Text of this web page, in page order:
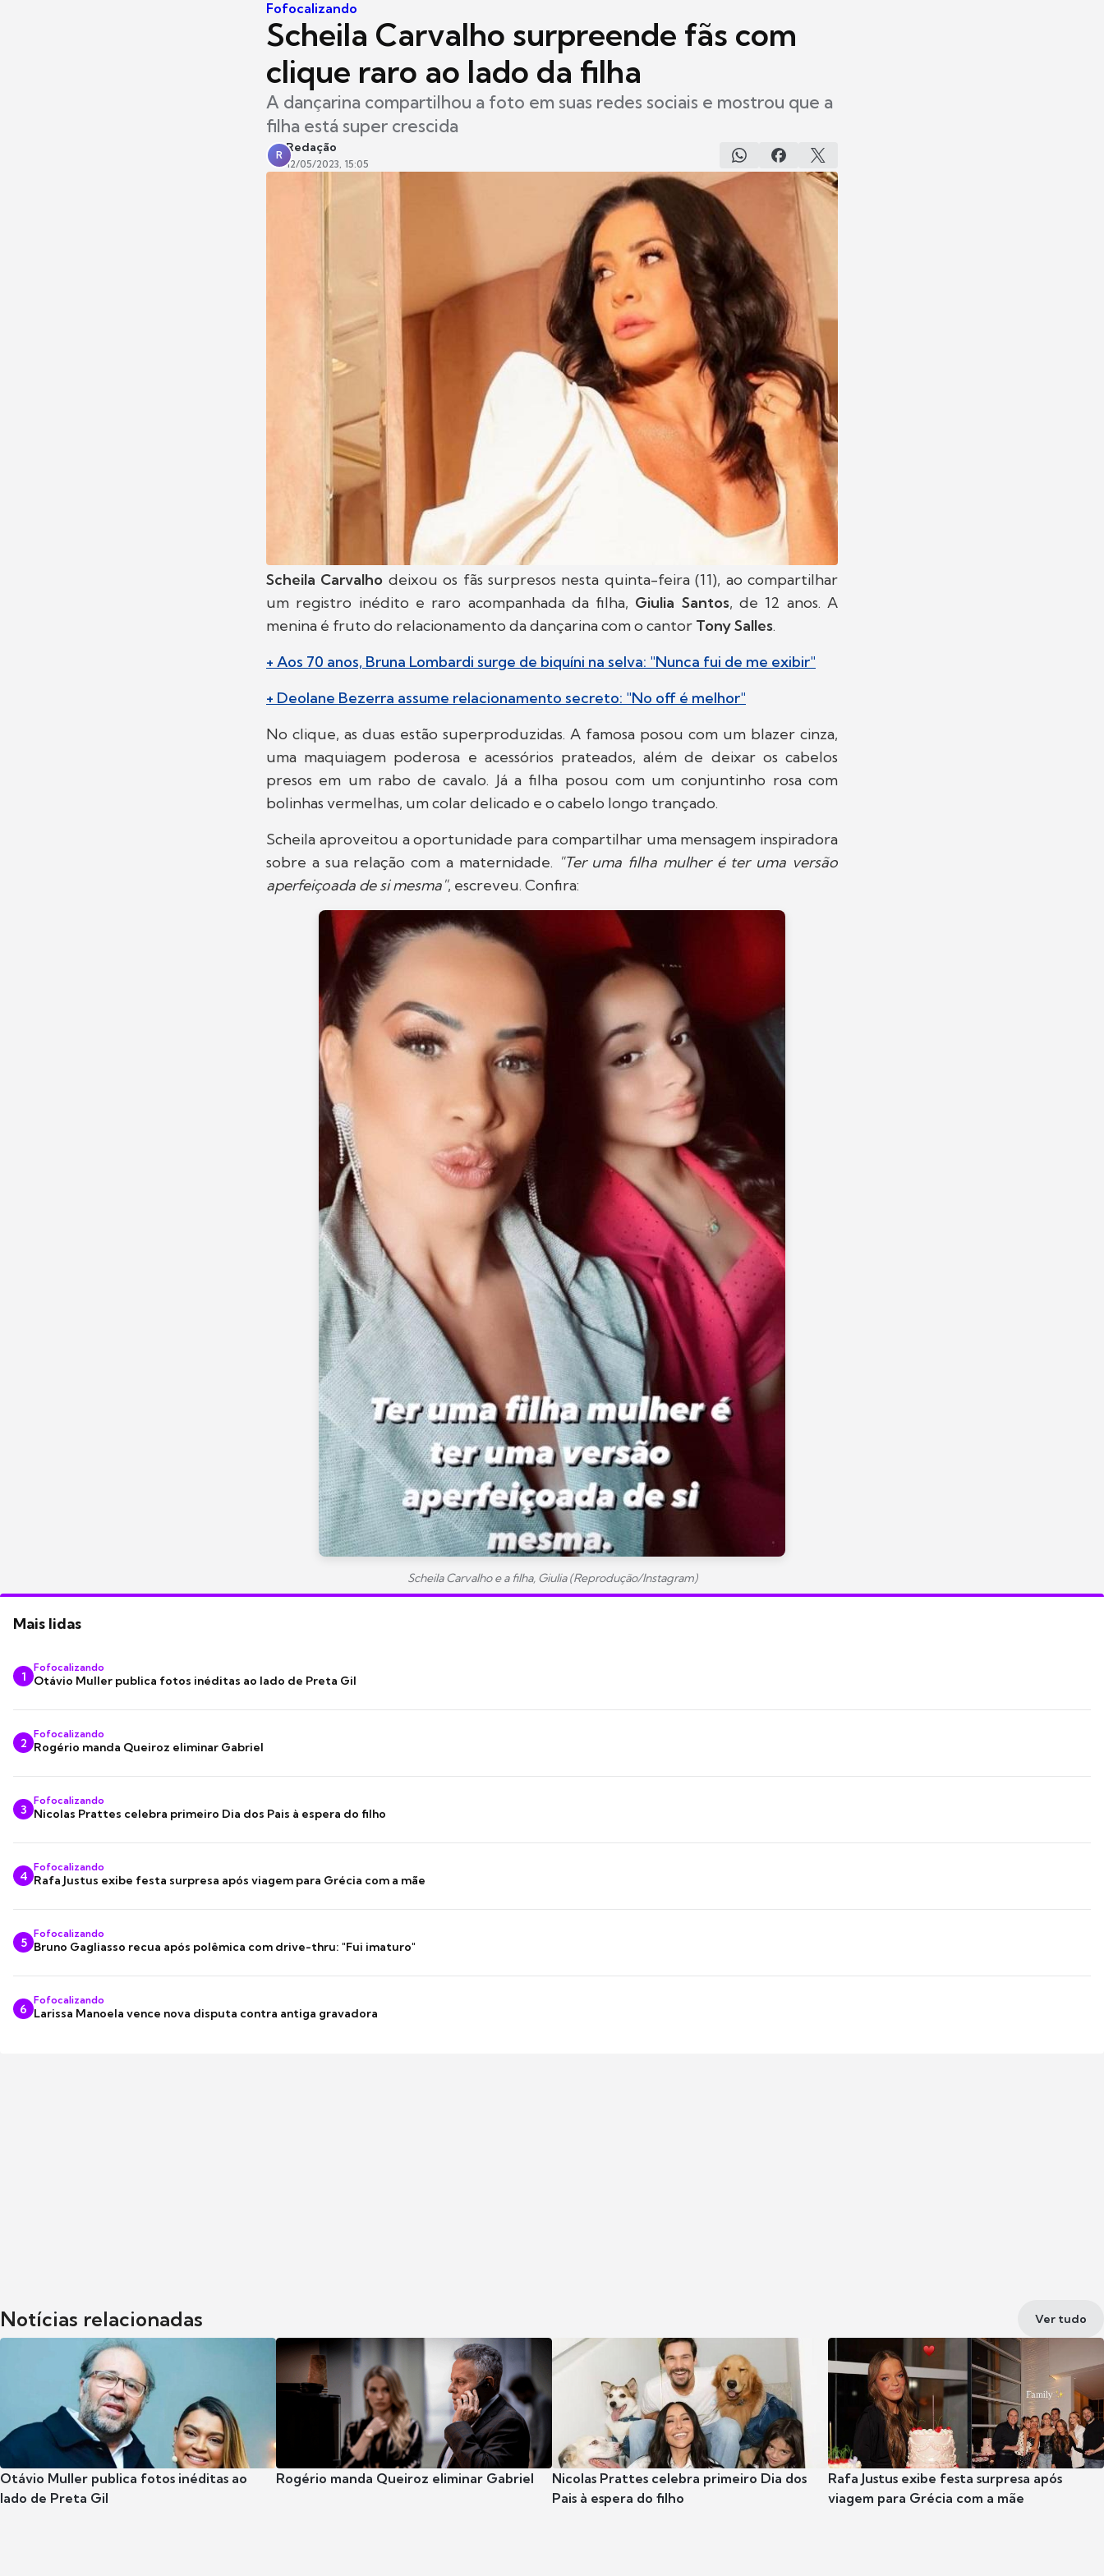
Fofocalizando
Scheila Carvalho surpreende fãs com
clique raro ao lado da filha
A dançarina compartilhou a foto em suas redes sociais e mostrou que a
filha está super crescida
R
Redação
12/05/2023, 15:05
Scheila Carvalho deixou os fãs surpresos nesta quinta-feira (11), ao compartilhar
um registro inédito e raro acompanhada da filha, Giulia Santos, de 12 anos. A
menina é fruto do relacionamento da dançarina com o cantor Tony Salles.
+ Aos 70 anos, Bruna Lombardi surge de biquíni na selva: "Nunca fui de me exibir"
+ Deolane Bezerra assume relacionamento secreto: "No off é melhor"
No clique, as duas estão superproduzidas. A famosa posou com um blazer cinza,
uma maquiagem poderosa e acessórios prateados, além de deixar os cabelos
presos em um rabo de cavalo. Já a filha posou com um conjuntinho rosa com
bolinhas vermelhas, um colar delicado e o cabelo longo trançado.
Scheila aproveitou a oportunidade para compartilhar uma mensagem inspiradora
sobre a sua relação com a maternidade. "Ter uma filha mulher é ter uma versão
aperfeiçoada de si mesma", escreveu. Confira:
Scheila Carvalho e a filha, Giulia (Reprodução/Instagram)
Mais lidas
1
Fofocalizando
Otávio Muller publica fotos inéditas ao lado de Preta Gil
2
Fofocalizando
Rogério manda Queiroz eliminar Gabriel
3
Fofocalizando
Nicolas Prattes celebra primeiro Dia dos Pais à espera do filho
4
Fofocalizando
Rafa Justus exibe festa surpresa após viagem para Grécia com a mãe
5
Fofocalizando
Bruno Gagliasso recua após polêmica com drive-thru: "Fui imaturo"
6
Fofocalizando
Larissa Manoela vence nova disputa contra antiga gravadora
Notícias relacionadas Ver tudo
Otávio Muller publica fotos inéditas ao
lado de Preta Gil
Rogério manda Queiroz eliminar Gabriel
Nicolas Prattes celebra primeiro Dia dos
Pais à espera do filho
Rafa Justus exibe festa surpresa após
viagem para Grécia com a mãe